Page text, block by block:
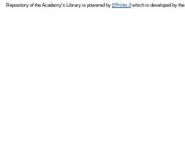
Repository of the Academy's Library is powered by EPrints 3which is developed by the